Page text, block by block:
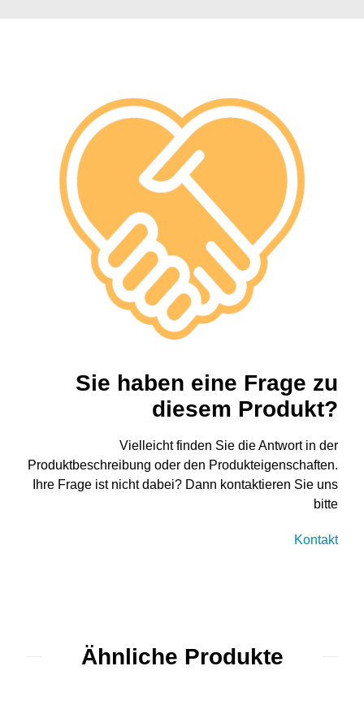
Sie haben eine Frage zu
diesem Produkt?
Vielleicht finden Sie die Antwort in der
Produktbeschreibung oder den Produkteigenschaften.
Ihre Frage ist nicht dabei? Dann kontaktieren Sie uns
bitte
Kontakt
Ähnliche Produkte